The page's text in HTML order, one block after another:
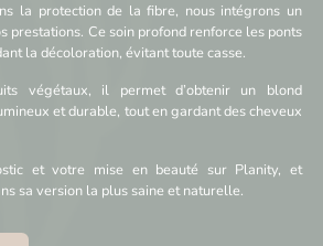
la protection de la fibre, nous intégrons un
prestations. Ce soin profond renforce les ponts
la décoloration, évitant toute casse.
végétaux, il permet d’obtenir un blond
et durable, tout en gardant des cheveux
et votre mise en beauté sur Planity, et
sa version la plus saine et naturelle.